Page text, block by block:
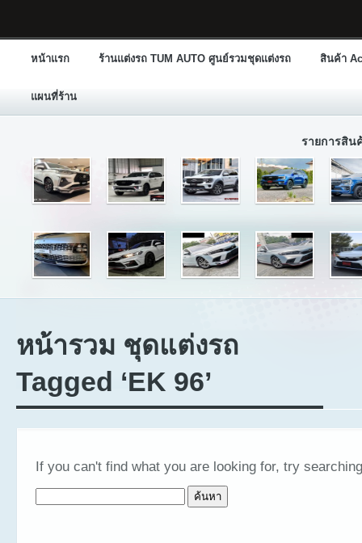
หน้าแรก ร้านแต่งรถ TUM AUTO ศูนย์รวมชุดแต่งรถ สินค้า
แผนที่ร้าน
รายการสิน
หน้ารวม ชุดแต่งรถ
Tagged ‘EK 96’
If you can't find what you are looking for, try